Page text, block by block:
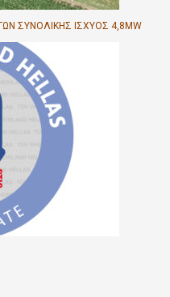
ΣΥΝΟΛΙΚΉΣ ΙΣΧΎΟΣ 4,8MW